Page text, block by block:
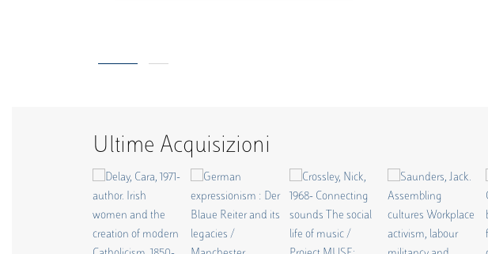
Ultime Acquisizioni